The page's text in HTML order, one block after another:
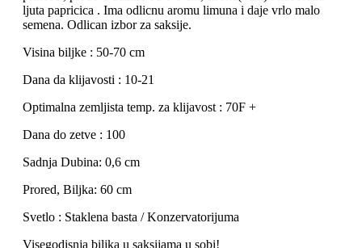
ljuta papricica . Ima odlicnu aromu limuna i daje vrlo malo
semena. Odlican izbor za saksije.
Visina biljke : 50-70 cm
Dana da klijavosti : 10-21
Optimalna zemljista temp. za klijavost : 70F +
Dana do zetve : 100
Sadnja Dubina: 0,6 cm
Prored, Biljka: 60 cm
Svetlo : Staklena basta / Konzervatorijuma
Visegodisnja biljka u saksijama u sobi!